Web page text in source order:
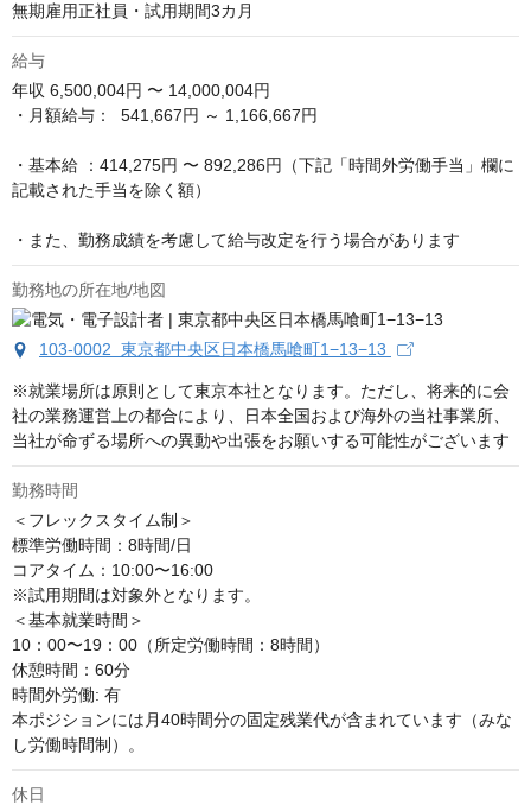
無期雇用正社員・試用期間3カ月
給与
年収 6,500,004円 〜 14,000,004円
・月額給与：  541,667円 ～ 1,166,667円
・基本給 ：414,275円 〜 892,286円（下記「時間外労働手当」欄に
記載された手当を除く額）
・また、勤務成績を考慮して給与改定を行う場合があります
勤務地の所在地/地図
103-0002 東京都中央区日本橋馬喰町1−13−13
※就業場所は原則として東京本社となります。ただし、将来的に会
社の業務運営上の都合により、日本全国および海外の当社事業所、
当社が命ずる場所への異動や出張をお願いする可能性がございます
勤務時間
＜フレックスタイム制＞
標準労働時間：8時間/日
コアタイム：10:00〜16:00
※試用期間は対象外となります。
＜基本就業時間＞
10：00〜19：00（所定労働時間：8時間）
休憩時間：60分
時間外労働: 有
本ポジションには月40時間分の固定残業代が含まれています（みな
し労働時間制）。
休日